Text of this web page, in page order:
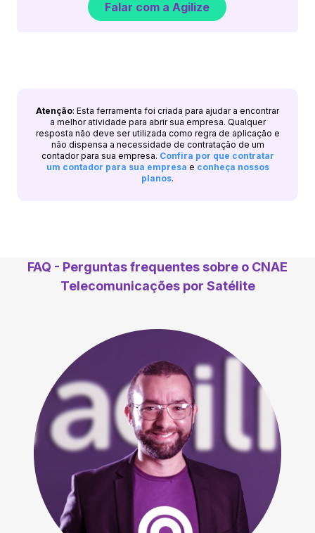
Falar com a Agilize
Atenção: Esta ferramenta foi criada para ajudar a encontrar
a melhor atividade para abrir sua empresa. Qualquer
resposta não deve ser utilizada como regra de aplicação e
não dispensa a necessidade de contratação de um
contador para sua empresa. Confira por que contratar
um contador para sua empresa e conheça nossos
planos.
FAQ - Perguntas frequentes sobre o CNAE
Telecomunicações por Satélite